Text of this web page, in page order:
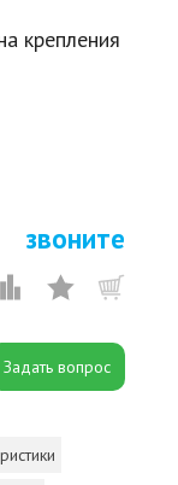
крепления
звоните